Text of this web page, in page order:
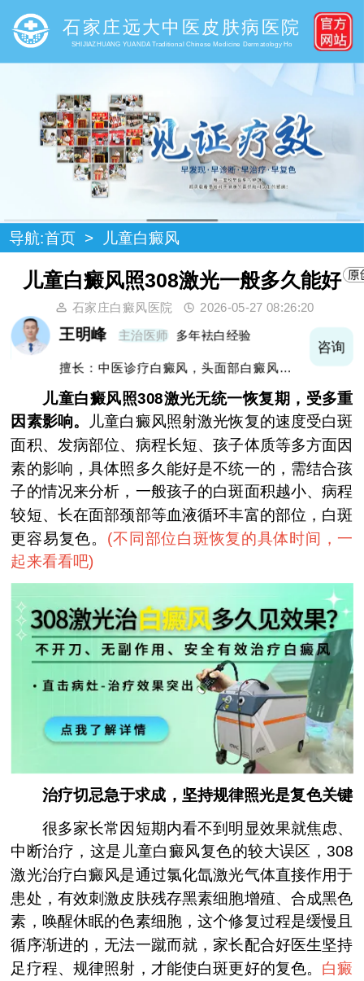
石家庄远大中医皮肤病医院
SHIJIAZHUANG YUANDA Traditional Chinese Medicine Dermatology Ho
导航:首页 > 儿童白癜风
儿童白癜风照308激光一般多久能好
石家庄白癜风医院 2026-05-27 08:26:20
王明峰 主治医师 多年袪白经验
擅长：中医诊疗白癜风，头面部白癜风，青
咨询
儿童白癜风照308激光无统一恢复期，受多重
因素影响。 儿童白癜风照射激光恢复的速度受白斑
面积、发病部位、病程长短、孩子体质等多方面因
素的影响，具体照多久能好是不统一的，需结合孩
子的情况来分析，一般孩子的白斑面积越小、病程
较短、长在面部颈部等血液循环丰富的部位，白斑
更容易复色。 (不同部位白斑恢复的具体时间，一
起来看看吧)
治疗切忌急于求成，坚持规律照光是复色关键
很多家长常因短期内看不到明显效果就焦虑、
中断治疗，这是儿童白癜风复色的较大误区，308
激光治疗白癜风是通过氯化氙激光气体直接作用于
患处，有效刺激皮肤残存黑素细胞增殖、合成黑色
素，唤醒休眠的色素细胞，这个修复过程是缓慢且
循序渐进的，无法一蹴而就，家长配合好医生坚持
足疗程、规律照射，才能使白斑更好的复色。 白癜